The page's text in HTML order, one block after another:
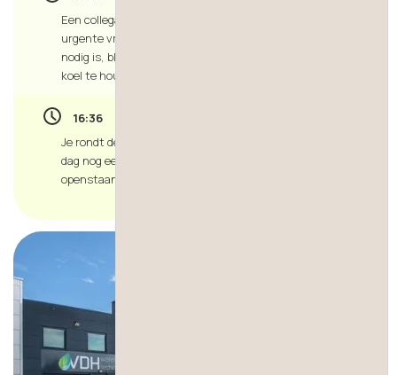
Een collega van de service afdeling komt binnen met een
urgente vraag van een klant. Een artikel dat met spoed
nodig is, blijkt niet op voorraad. Gelukkig weet jij het hoofd
koel te houden en de juiste acties uit te zetten.
16:36
Je rondt de dag af en loopt de belangrijkste acties van de
dag nog een keer langs. Alles onder controle? Je zorgt dat
openstaande punten helder zijn voor morgen.